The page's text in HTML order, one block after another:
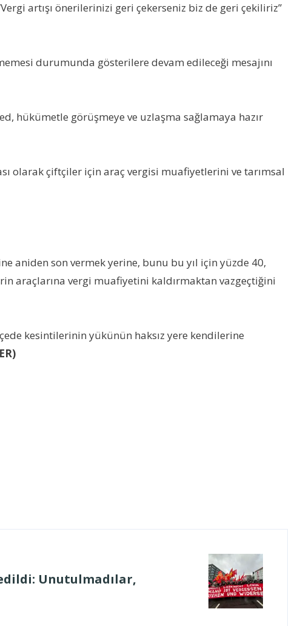
artışı önerilerinizi geri çekerseniz biz de geri çekiliriz”
durumunda gösterilere devam edileceği mesajını
hükümetle görüşmeye ve uzlaşma sağlamaya hazır
olarak çiftçiler için araç vergisi muafiyetlerini ve tarımsal
aniden son vermek yerine, bunu bu yıl için yüzde 40,
araçlarına vergi muafiyetini kaldırmaktan vazgeçtiğini
kesintilerinin yükünün haksız yere kendilerine
Unutulmadılar,